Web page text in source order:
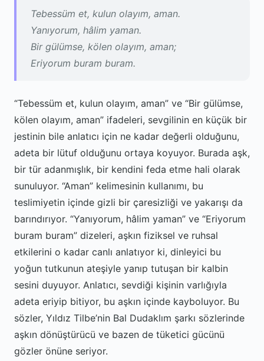
Tebessüm et, kulun olayım, aman.
Yanıyorum, hâlim yaman.
Bir gülümse, kölen olayım, aman;
Eriyorum buram buram.
“Tebessüm et, kulun olayım, aman” ve “Bir gülümse,
kölen olayım, aman” ifadeleri, sevgilinin en küçük bir
jestinin bile anlatıcı için ne kadar değerli olduğunu,
adeta bir lütuf olduğunu ortaya koyuyor. Burada aşk,
bir tür adanmışlık, bir kendini feda etme hali olarak
sunuluyor. “Aman” kelimesinin kullanımı, bu
teslimiyetin içinde gizli bir çaresizliği ve yakarışı da
barındırıyor. “Yanıyorum, hâlim yaman” ve “Eriyorum
buram buram” dizeleri, aşkın fiziksel ve ruhsal
etkilerini o kadar canlı anlatıyor ki, dinleyici bu
yoğun tutkunun ateşiyle yanıp tutuşan bir kalbin
sesini duyuyor. Anlatıcı, sevdiği kişinin varlığıyla
adeta eriyip bitiyor, bu aşkın içinde kayboluyor. Bu
sözler, Yıldız Tilbe’nin Bal Dudaklım şarkı sözlerinde
aşkın dönüştürücü ve bazen de tüketici gücünü
gözler önüne seriyor.